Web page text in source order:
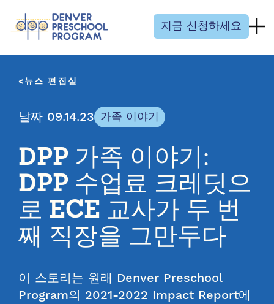
지금 신청하세요
뉴스 편집실
날짜 09.14.23 가족 이야기
DPP 가족 이야기:
DPP 수업료 크레딧으
로 ECE 교사가 두 번
째 직장을 그만두다
이 스토리는 원래 Denver Preschool
Program의 2021-2022 Impact Report에